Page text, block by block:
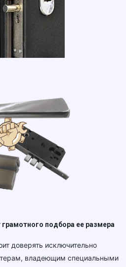
грамотного подбора ее размера
доверять исключительно
владеющим специальными